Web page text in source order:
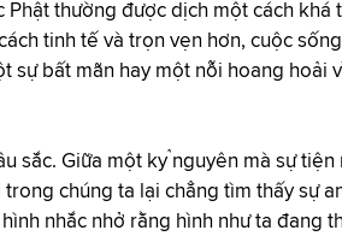
thường được dịch một cách khá
tinh tế và trọn vẹn hơn, cuộc
sự bất mãn hay một nỗi hoang hoải
sắc. Giữa một kỷ nguyên mà sự
chúng ta lại chẳng tìm thấy sự
nhắc nhở rằng hình như ta đang